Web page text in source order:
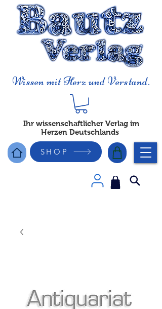
Wissen mit Herz und Verstand.
Ihr wissenschaftlicher Verlag im
Herzen Deutschlands
SHOP